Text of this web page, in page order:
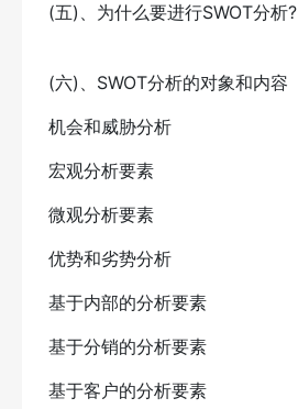
(五)、为什么要进行SWOT分析?
(六)、SWOT分析的对象和内容
机会和威胁分析
宏观分析要素
微观分析要素
优势和劣势分析
基于内部的分析要素
基于分销的分析要素
基于客户的分析要素